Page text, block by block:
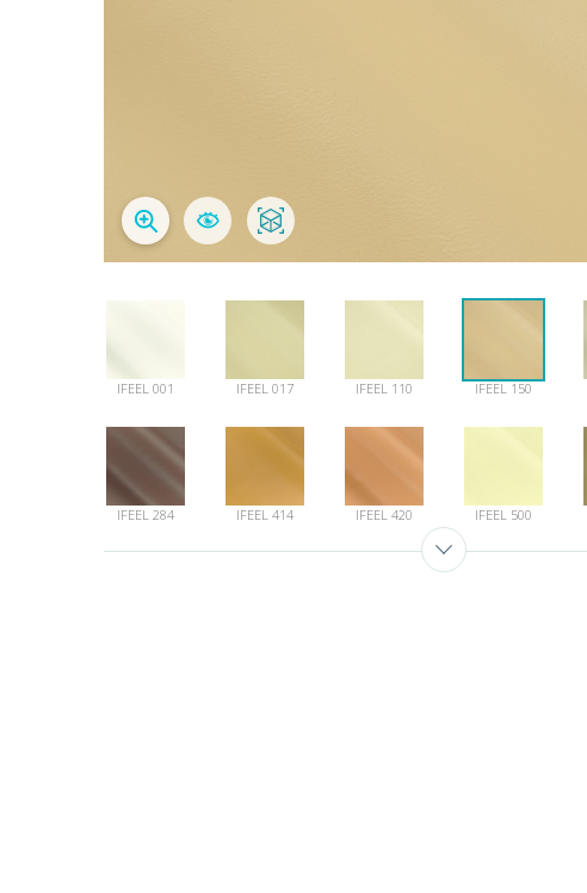
IFEEL 001 IFEEL 017 IFEEL 110 IFEEL 150
IFEEL 284 IFEEL 414 IFEEL 420 IFEEL 500